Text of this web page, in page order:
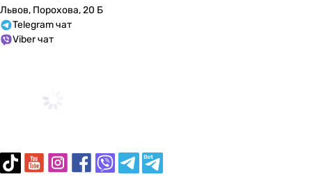
Львов, Порохова, 20 Б
Telegram чат
Viber чат